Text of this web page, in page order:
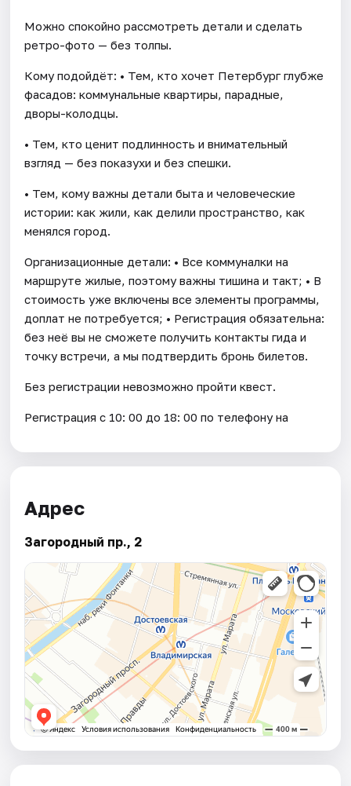
Можно спокойно рассмотреть детали и сделать
ретро-фото — без толпы.
Кому подойдёт: • Тем, кто хочет Петербург глубже
фасадов: коммунальные квартиры, парадные,
дворы-колодцы.
• Тем, кто ценит подлинность и внимательный
взгляд — без показухи и без спешки.
• Тем, кому важны детали быта и человеческие
истории: как жили, как делили пространство, как
менялся город.
Организационные детали: • Все коммуналки на
маршруте жилые, поэтому важны тишина и такт; • В
стоимость уже включены все элементы программы,
доплат не потребуется; • Регистрация обязательна:
без неё вы не сможете получить контакты гида и
точку встречи, а мы подтвердить бронь билетов.
Без регистрации невозможно пройти квест.
Регистрация с 10: 00 до 18: 00 по телефону на
Адрес
Загородный пр., 2